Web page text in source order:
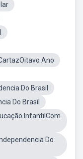
Ano
Do Brasil
Do Brasil
InfantilCom
Do